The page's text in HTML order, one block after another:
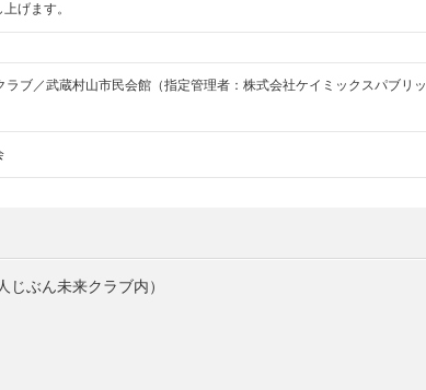
げます。
ラブ／武蔵村山市民会館（指定管理者：株式会社ケイミックスパブリッ
ぶん未来クラブ内）